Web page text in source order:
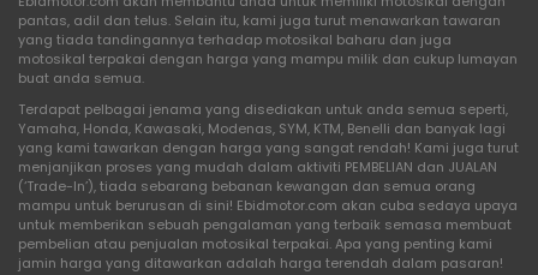
pantas, adil dan telus. Selain itu, kami juga turut menawarkan tawaran
yang tiada tandingannya terhadap motosikal baharu dan juga
motosikal terpakai dengan harga yang mampu milik dan cukup lumayan
buat anda semua.
Terdapat pelbagai jenama yang disediakan untuk anda semua seperti,
Yamaha, Honda, Kawasaki, Modenas, SYM, KTM, Benelli dan banyak lagi
yang kami tawarkan dengan harga yang sangat rendah! Kami juga turut
menjanjikan proses yang mudah dalam aktiviti PEMBELIAN dan JUALAN
(‘Trade-In’), tiada sebarang bebanan kewangan dan semua orang
mampu untuk berurusan di sini! Ebidmotor.com akan cuba sedaya upaya
untuk memberikan sebuah pengalaman yang terbaik semasa membuat
pembelian atau penjualan motosikal terpakai. Apa yang penting kami
jamin harga yang ditawarkan adalah harga terendah dalam pasaran!